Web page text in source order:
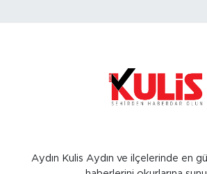
Aydın Kulis Aydın ve ilçelerinde en